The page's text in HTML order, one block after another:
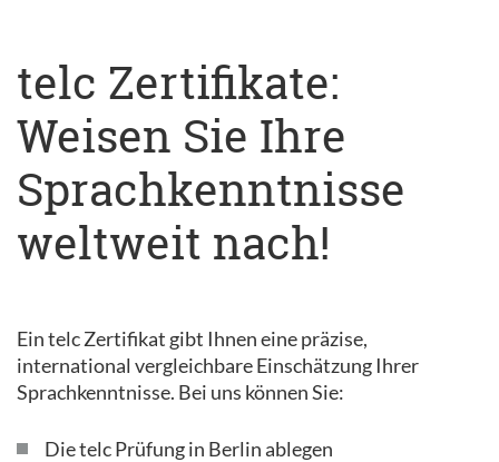
telc Zertifikate:
Weisen Sie Ihre
Sprachkenntnisse
weltweit nach!
Ein telc Zertifikat gibt Ihnen eine präzise,
international vergleichbare Einschätzung Ihrer
Sprachkenntnisse. Bei uns können Sie:
Die telc Prüfung in Berlin ablegen